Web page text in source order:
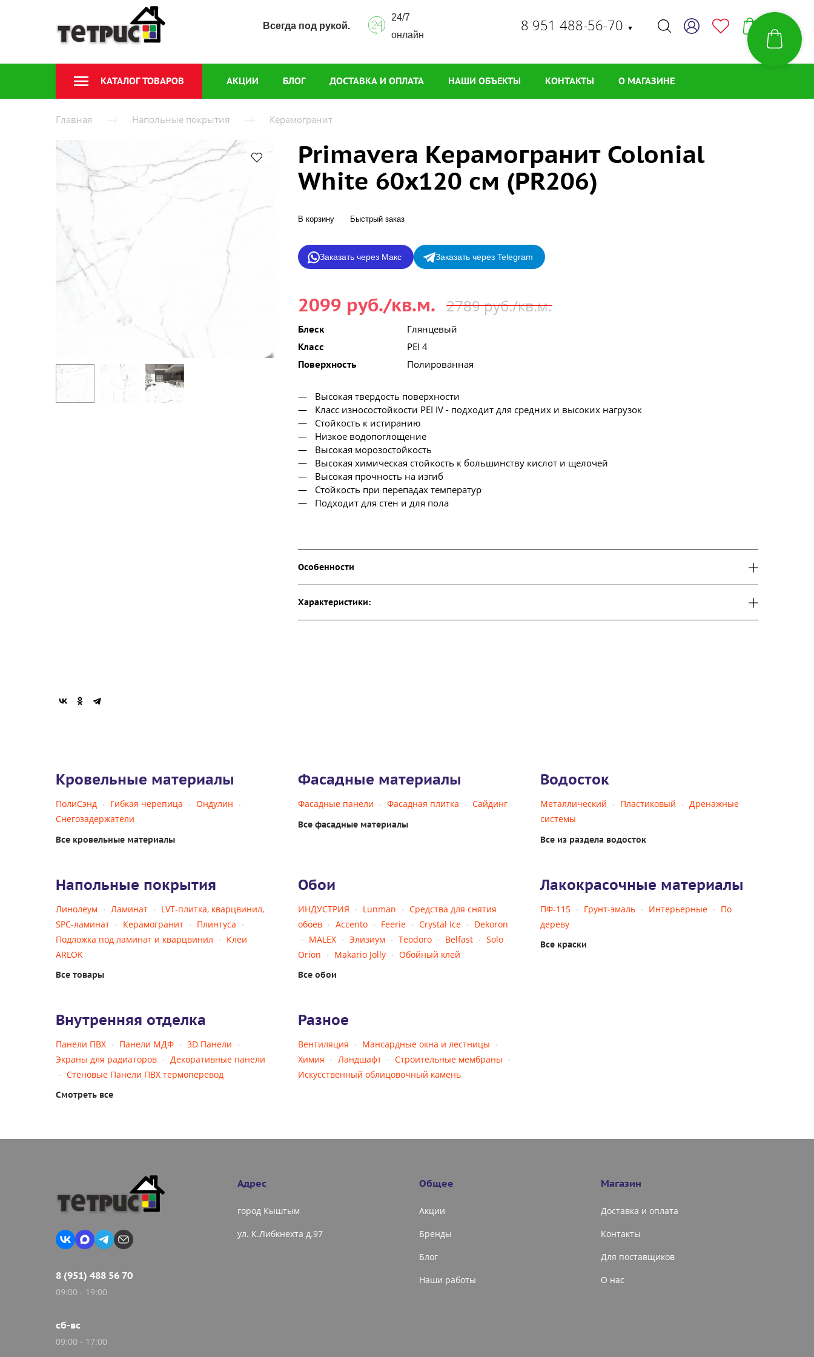
Всегда под рукой.
24/7
онлайн
8 951 488-56-70 ▼
КАТАЛОГ ТОВАРОВ АКЦИИ БЛОГ ДОСТАВКА И ОПЛАТА НАШИ ОБЪЕКТЫ КОНТАКТЫ О МАГАЗИНЕ
Главная Напольные покрытия Керамогранит
Primavera Керамогранит Colonial
White 60x120 см (PR206)
В корзину Быстрый заказ
Заказать через Макс Заказать через Telegram
2099 руб./кв.м. 2789 руб./кв.м.
Блеск Глянцевый
Класс PEI 4
Поверхность Полированная
Высокая твердость поверхности
Класс износостойкости PEI IV - подходит для средних и высоких нагрузок
Стойкость к истиранию
Низкое водопоглощение
Высокая морозостойкость
Высокая химическая стойкость к большинству кислот и щелочей
Высокая прочность на изгиб
Стойкость при перепадах температур
Подходит для стен и для пола
Особенности
Характеристики:
Кровельные материалы
ПолиСэнд Гибкая черепица
Ондулин
Снегозадержатели
Все кровельные материалы
Фасадные материалы
Фасадные панели Фасадная плитка Сайдинг
Все фасадные материалы
Водосток
Металлический Пластиковый
Дренажные
системы
Все из раздела водосток
Напольные покрытия
Линолеум Ламинат
LVT-плитка, кварцвинил,
SPC-ламинат
Керамогранит
Плинтуса
Подложка под ламинат и кварцвинил
Клеи
ARLOK
Все товары
Обои
ИНДУСТРИЯ Lunman
Средства для снятия
обоев
Accento Feerie Crystal Ice
Dekoron
MALEX
Элизиум Teodoro Belfast
Solo
Orion
Makario Jolly Обойный клей
Все обои
Лакокрасочные материалы
ПФ-115 Грунт-эмаль Интерьерные
По
дереву
Все краски
Внутренняя отделка
Панели ПВХ Панели МДФ
3D Панели
Экраны для радиаторов
Декоративные панели
Стеновые Панели ПВХ термоперевод
Смотреть все
Разное
Вентиляция
Мансардные окна и лестницы
Химия
Ландшафт
Строительные мембраны
Искусственный облицовочный камень
8 (951) 488 56 70
09:00 - 19:00
сб-вс
09:00 - 17:00
Адрес
город Кыштым
ул. К.Либкнехта д.97
Общее
Акции
Бренды
Блог
Наши работы
Магазин
Доставка и оплата
Контакты
Для поставщиков
О нас